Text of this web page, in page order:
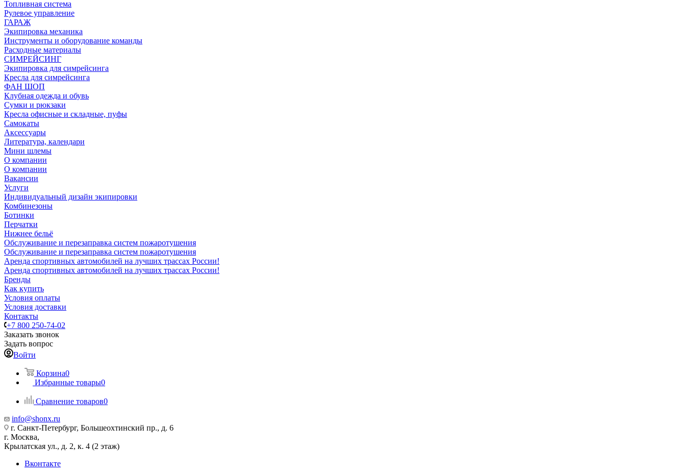
Топливная система
Рулевое управление
ГАРАЖ
Экипировка механика
Инструменты и оборудование команды
Расходные материалы
СИМРЕЙСИНГ
Экипировка для симрейсинга
Кресла для симрейсинга
ФАН ШОП
Клубная одежда и обувь
Сумки и рюкзаки
Кресла офисные и складные, пуфы
Самокаты
Аксессуары
Литература, календари
Мини шлемы
О компании
О компании
Вакансии
Услуги
Индивидуальный дизайн экипировки
Комбинезоны
Ботинки
Перчатки
Нижнее бельё
Обслуживание и перезаправка систем пожаротушения
Обслуживание и перезаправка систем пожаротушения
Аренда спортивных автомобилей на лучших трассах России!
Аренда спортивных автомобилей на лучших трассах России!
Бренды
Как купить
Условия оплаты
Условия доставки
Контакты
+7 800 250-74-02
Заказать звонок
Задать вопрос
Войти
Корзина0
Избранные товары0
Сравнение товаров0
info@shonx.ru
г. Санкт-Петербург, Большеохтинский пр., д. 6
г. Москва,
Крылатская ул., д. 2, к. 4 (2 этаж)
Вконтакте